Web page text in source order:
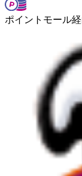
ポイントモール